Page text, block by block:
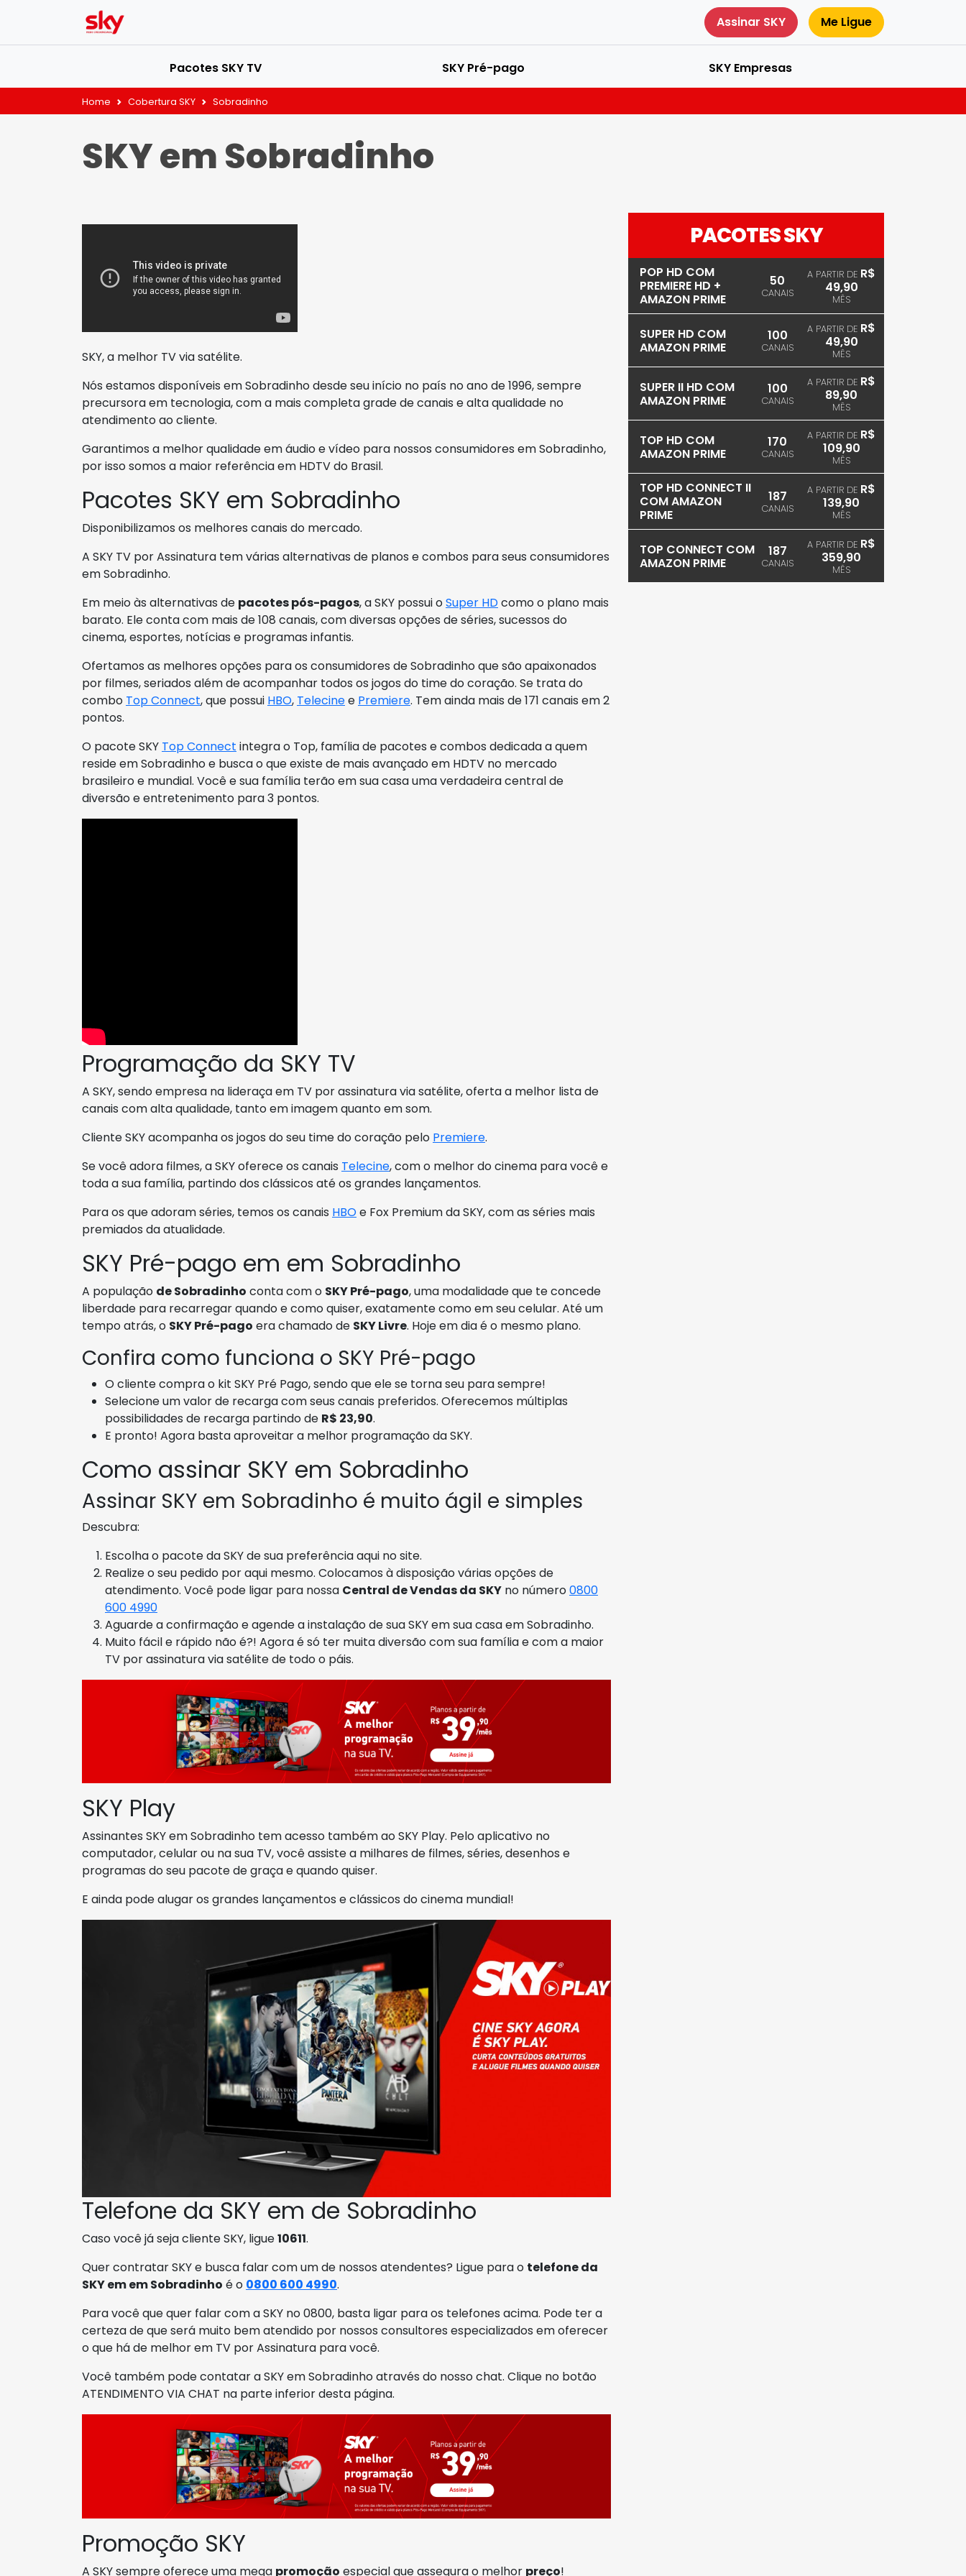
Assinar SKY Me Ligue
Pacotes SKY TV SKY Pré-pago SKY Empresas
Home Cobertura SKY Sobradinho
SKY em Sobradinho
SKY, a melhor TV via satélite.
Nós estamos disponíveis em Sobradinho desde seu início no país no ano de 1996, sempre
precursora em tecnologia, com a mais completa grade de canais e alta qualidade no
atendimento ao cliente.
Garantimos a melhor qualidade em áudio e vídeo para nossos consumidores em Sobradinho,
por isso somos a maior referência em HDTV do Brasil.
Pacotes SKY em Sobradinho
Disponibilizamos os melhores canais do mercado.
A SKY TV por Assinatura tem várias alternativas de planos e combos para seus consumidores
em Sobradinho.
Em meio às alternativas de pacotes pós-pagos, a SKY possui oSuper HDcomo o plano mais
barato. Ele conta com mais de 108 canais, com diversas opções de séries, sucessos do
cinema, esportes, notícias e programas infantis.
Ofertamos as melhores opções para os consumidores de Sobradinho que são apaixonados
por filmes, seriados além de acompanhar todos os jogos do time do coração. Se trata do
combo Top Connect, que possui HBO, Telecinee Premiere. Tem ainda mais de 171 canais em 2
pontos.
O pacote SKY Top Connect integra o Top, família de pacotes e combos dedicada a quem
reside em Sobradinho e busca o que existe de mais avançado em HDTV no mercado
brasileiro e mundial. Você e sua família terão em sua casa uma verdadeira central de
diversão e entretenimento para 3 pontos.
Programação da SKY TV
A SKY, sendo empresa na lideraça em TV por assinatura via satélite, oferta a melhor lista de
canais com alta qualidade, tanto em imagem quanto em som.
Cliente SKY acompanha os jogos do seu time do coração pelo Premiere.
Se você adora filmes, a SKY oferece os canais Telecine, com o melhor do cinema para você e
toda a sua família, partindo dos clássicos até os grandes lançamentos.
Para os que adoram séries, temos os canais HBOe Fox Premium da SKY, com as séries mais
premiados da atualidade.
SKY Pré-pago em em Sobradinho
A população de Sobradinho conta com o SKY Pré-pago, uma modalidade que te concede
liberdade para recarregar quando e como quiser, exatamente como em seu celular. Até um
tempo atrás, o SKY Pré-pago era chamado de SKY Livre. Hoje em dia é o mesmo plano.
Confira como funciona o SKY Pré-pago
O cliente compra o kit SKY Pré Pago, sendo que ele se torna seu para sempre!
Selecione um valor de recarga com seus canais preferidos. Oferecemos múltiplas
possibilidades de recarga partindo de R$ 23,90.
E pronto! Agora basta aproveitar a melhor programação da SKY.
Como assinar SKY em Sobradinho
Assinar SKY em Sobradinho é muito ágil e simples
Descubra:
Escolha o pacote da SKY de sua preferência aqui no site.
Realize o seu pedido por aqui mesmo. Colocamos à disposição várias opções de
atendimento. Você pode ligar para nossa Central de Vendas da SKY no número0800
600 4990
Aguarde a confirmação e agende a instalação de sua SKY em sua casa em Sobradinho.
Muito fácil e rápido não é?! Agora é só ter muita diversão com sua família e com a maior
TV por assinatura via satélite de todo o páis.
SKY Play
Assinantes SKY em Sobradinho tem acesso também ao SKY Play. Pelo aplicativo no
computador, celular ou na sua TV, você assiste a milhares de filmes, séries, desenhos e
programas do seu pacote de graça e quando quiser.
E ainda pode alugar os grandes lançamentos e clássicos do cinema mundial!
Telefone da SKY em de Sobradinho
Caso você já seja cliente SKY, ligue10611.
Quer contratar SKY e busca falar com um de nossos atendentes? Ligue para o telefone da
SKY em em Sobradinho é o 0800 600 4990.
Para você que quer falar com a SKY no 0800, basta ligar para os telefones acima. Pode ter a
certeza de que será muito bem atendido por nossos consultores especializados em oferecer
o que há de melhor em TV por Assinatura para você.
Você também pode contatar a SKY em Sobradinho através do nosso chat. Clique no botão
ATENDIMENTO VIA CHAT na parte inferior desta página.
Promoção SKY
A SKY sempre oferece uma mega promoção especial que assegura o melhor preço!
PACOTES SKY
POP HD COM
PREMIERE HD +
AMAZON PRIME
50
CANAIS
A PARTIR DE R$
49,90
MÊS
SUPER HD COM
AMAZON PRIME
100
CANAIS
A PARTIR DE R$
49,90
MÊS
SUPER II HD COM
AMAZON PRIME
100
CANAIS
A PARTIR DE R$
89,90
MÊS
TOP HD COM
AMAZON PRIME
170
CANAIS
A PARTIR DE R$
109,90
MÊS
TOP HD CONNECT II
COM AMAZON
PRIME
187
CANAIS
A PARTIR DE R$
139,90
MÊS
TOP CONNECT COM
AMAZON PRIME
187
CANAIS
A PARTIR DE R$
359,90
MÊS